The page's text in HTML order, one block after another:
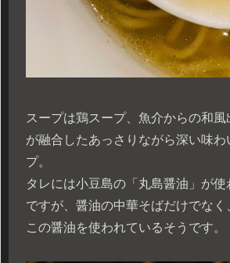
スープは鶏スープ、魚介からの和
が融合したあっさりながら深い味わ
プ。
タレには小豆島の「丸島醤油」が使
ですが、醤油の中華そばだけでなく
この醤油を使われているそうです。